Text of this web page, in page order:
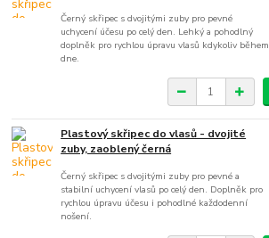
Černý skřipec s dvojitými zuby pro pevné
uchycení účesu po celý den. Lehký a pohodlný
doplněk pro rychlou úpravu vlasů kdykoliv během
dne.
Plastový skřipec do vlasů - dvojité
zuby, zaoblený černá
Černý skřipec s dvojitými zuby pro pevné a
stabilní uchycení vlasů po celý den. Doplněk pro
rychlou úpravu účesu i pohodlné každodenní
nošení.